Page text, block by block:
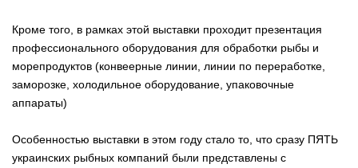
Кроме того, в рамках этой выставки проходит презентация
профессионального оборудования для обработки рыбы и
морепродуктов (конвеерные линии, линии по переработке,
заморозке, холодильное оборудование, упаковочные
аппараты)
Особенностью выставки в этом году стало то, что сразу ПЯТЬ
украинских рыбных компаний были представлены с